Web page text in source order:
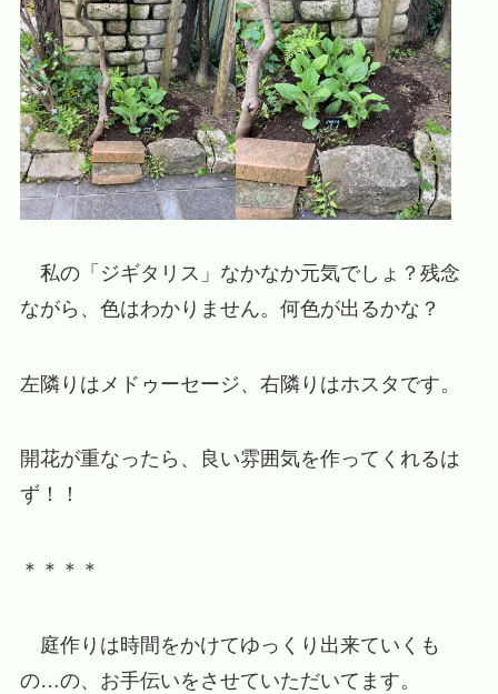
私の「ジギタリス」なかなか元気でしょ？残念
ながら、色はわかりません。何色が出るかな？
左隣りはメドゥーセージ、右隣りはホスタです。
開花が重なったら、良い雰囲気を作ってくれるは
ず！！
＊＊＊＊
庭作りは時間をかけてゆっくり出来ていくも
の…の、お手伝いをさせていただいてます。